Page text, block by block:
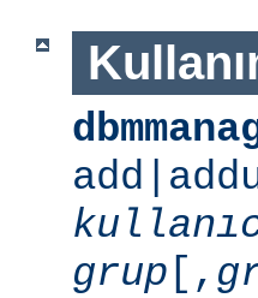
grup [,